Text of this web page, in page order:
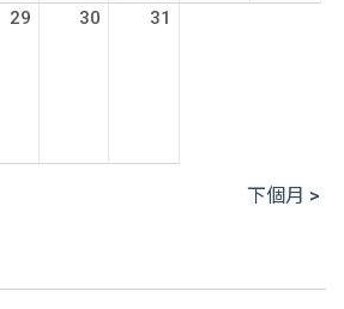
下個月 >
29 30 31